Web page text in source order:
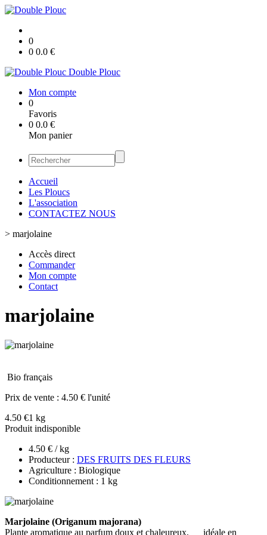
0
0 0.0 €
Double Plouc
Mon compte
0
Favoris
0 0.0 €
Mon panier
Accueil
Les Ploucs
L'association
CONTACTEZ NOUS
> marjolaine
Accès direct
Commander
Mon compte
Contact
marjolaine
Bio français
Prix de vente : 4.50 € l'unité
4.50 €1 kg
Produit indisponible
4.50 € / kg
Producteur : DES FRUITS DES FLEURS
Agriculture : Biologique
Conditionnement : 1 kg
Marjolaine (Origanum majorana)
Plante aromatique au parfum doux et chaleureux, idéale en